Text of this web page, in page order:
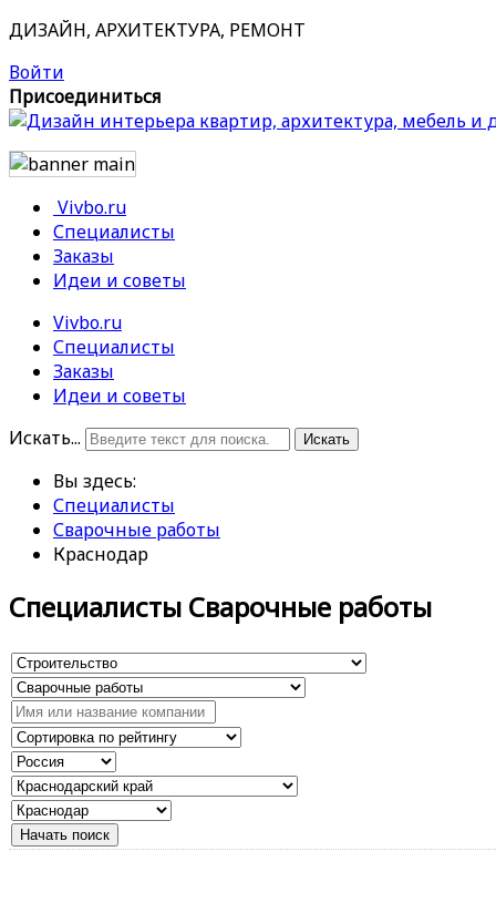
ДИЗАЙН, АРХИТЕКТУРА, РЕМОНТ
Войти
Присоединиться
Vivbo.ru
Специалисты
Заказы
Идеи и советы
Vivbo.ru
Специалисты
Заказы
Идеи и советы
Искать...
Искать
Вы здесь:
Специалисты
Сварочные работы
Краснодар
Специалисты Сварочные работы